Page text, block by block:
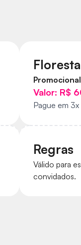
Promocional
Valor: R$
Pague em
Regras
Válido para
convidados.